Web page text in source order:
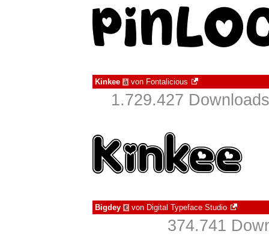
Kinkee à von Fontalicious
1.729.427
Bigdey € von Digital Typeface Studio
374.741